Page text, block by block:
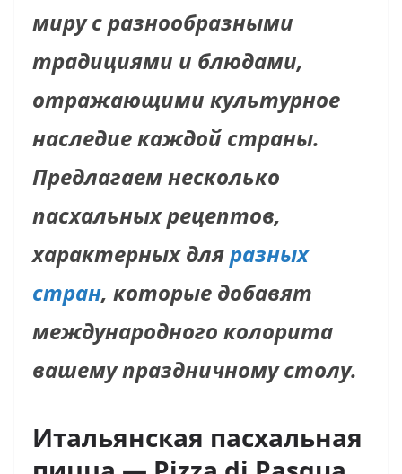
миру с разнообразными
традициями и блюдами,
отражающими культурное
наследие каждой страны.
Предлагаем несколько
пасхальных рецептов,
характерных дляразных
стран, которые добавят
международного колорита
вашему праздничному столу.
Итальянская пасхальная